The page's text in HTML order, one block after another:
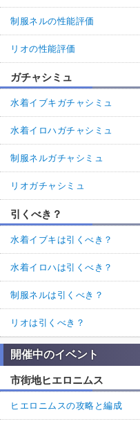
制服ネルの性能評価
リオの性能評価
ガチャシミュ
水着イブキガチャシミュ
水着イロハガチャシミュ
制服ネルガチャシミュ
リオガチャシミュ
引くべき？
水着イブキは引くべき？
水着イロハは引くべき？
制服ネルは引くべき？
リオは引くべき？
開催中のイベント
市街地ヒエロニムス
ヒエロニムスの攻略と編成